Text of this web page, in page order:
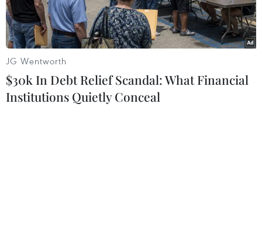
cuộc sống.
JG Wentworth
$30k In Debt Relief Scandal: What Financial
Institutions Quietly Conceal